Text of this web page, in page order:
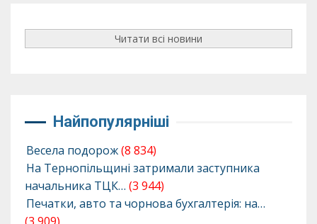
Читати всі новини
Найпопулярніші
Весела подорож(8 834)
На Тернопільщині затримали заступника
начальника ТЦК… (3 944)
Печатки, авто та чорнова бухгалтерія: на…